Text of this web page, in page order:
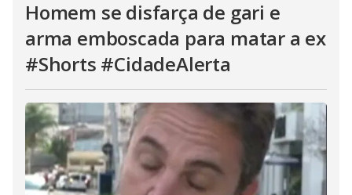
Homem se disfarça de gari e
arma emboscada para matar a ex
#Shorts #CidadeAlerta